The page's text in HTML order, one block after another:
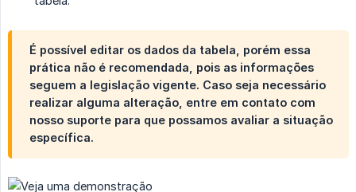
É possível editar os dados da tabela, porém essa
prática não é recomendada, pois as informações
seguem a legislação vigente. Caso seja necessário
realizar alguma alteração, entre em contato com
nosso suporte para que possamos avaliar a situação
específica.